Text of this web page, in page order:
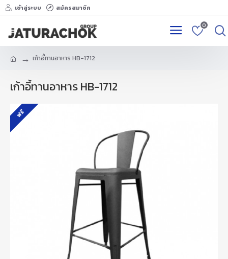
เข้าสู่ระบบ สมัครสมาชิก
0
เก้าอี้ทานอาหาร HB-1712
เก้าอี้ทานอาหาร HB-1712
ฟรี